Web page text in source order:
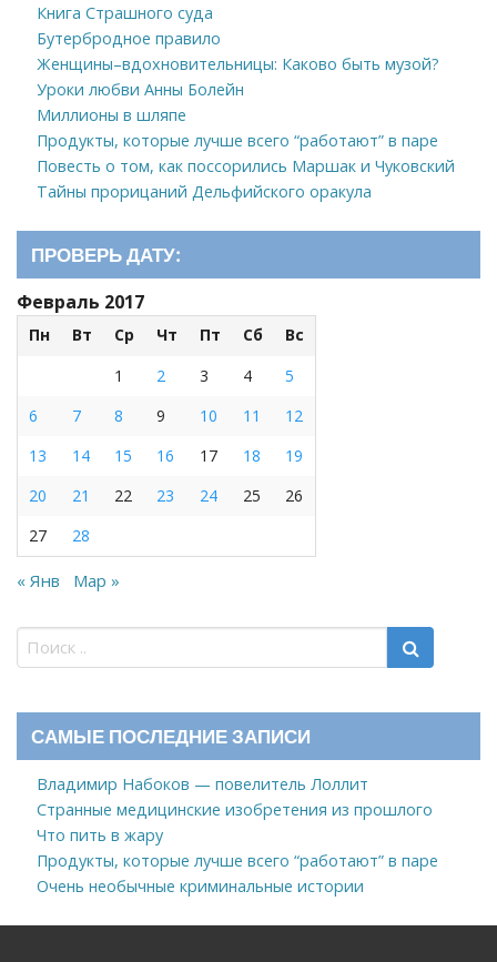
Книга Страшного суда
Бутербродное правило
Женщины–вдохновительницы: Каково быть музой?
Уроки любви Анны Болейн
Миллионы в шляпе
Продукты, которые лучше всего “работают” в паре
Повесть о том, как поссорились Маршак и Чуковский
Тайны прорицаний Дельфийского оракула
ПРОВЕРЬ ДАТУ:
Февраль 2017
Пн Вт Ср Чт Пт Сб
Вс
1
2 3 4
5
6
7 8 9 10 11
12
13
14 15 16 17 18
19
20
21 22 23 24 25
26
27
28
« Янв Мар »
САМЫЕ ПОСЛЕДНИЕ ЗАПИСИ
Владимир Набоков — повелитель Лоллит
Странные медицинские изобретения из прошлого
Что пить в жару
Продукты, которые лучше всего “работают” в паре
Очень необычные криминальные истории